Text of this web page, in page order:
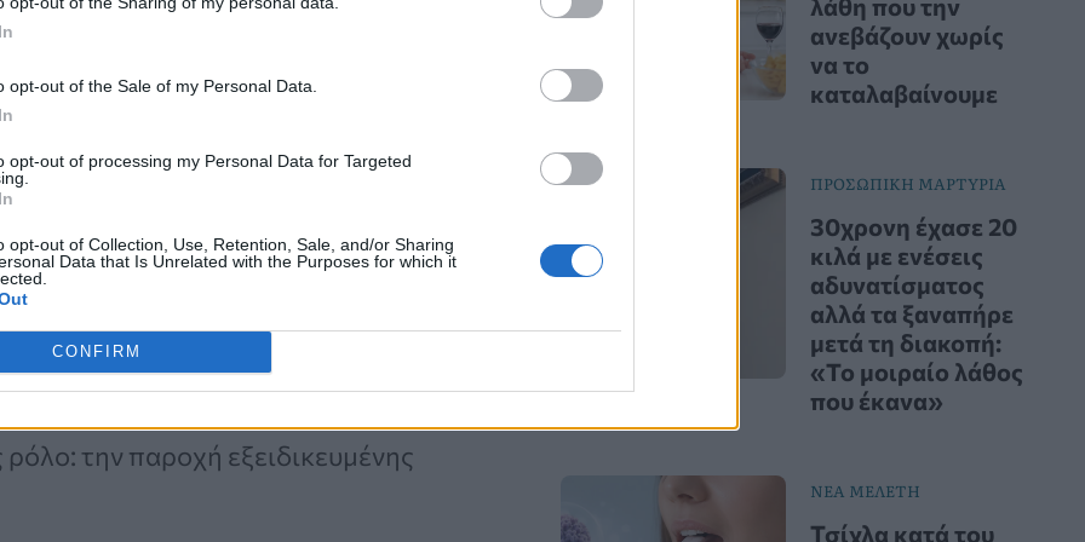
opt-out of the Sale of my Personal Data.
opt-out of processing my Personal Data for Targeted
opt-out of Collection, Use, Retention, Sale, and/or Sharing
Data that Is Unrelated with the Purposes for which it
CONFIRM
από ένα κακοποιητικό ή
αναγκαίο μέτρο
της κρατικής μέριμνας
ώστε τα παιδιά να
περιβάλλον, χωρίς να
ανάγκη ενίσχυσης του
προνοιακές δομές και
τα νοσοκομεία να μπορούν να
την παροχή εξειδικευμένης
λάθη που την
ανεβάζουν χωρίς
να το
καταλαβαίνουμε
ΠΡΟΣΩΠΙΚΗ ΜΑΡΤΥΡΙΑ
30χρονη έχασε 20
κιλά με ενέσεις
αδυνατίσματος
αλλά τα ξαναπήρε
μετά τη διακοπή:
«Το μοιραίο λάθος
που έκανα»
ΝΕΑ ΜΕΛΕΤΗ
Τσίχλα κατά του